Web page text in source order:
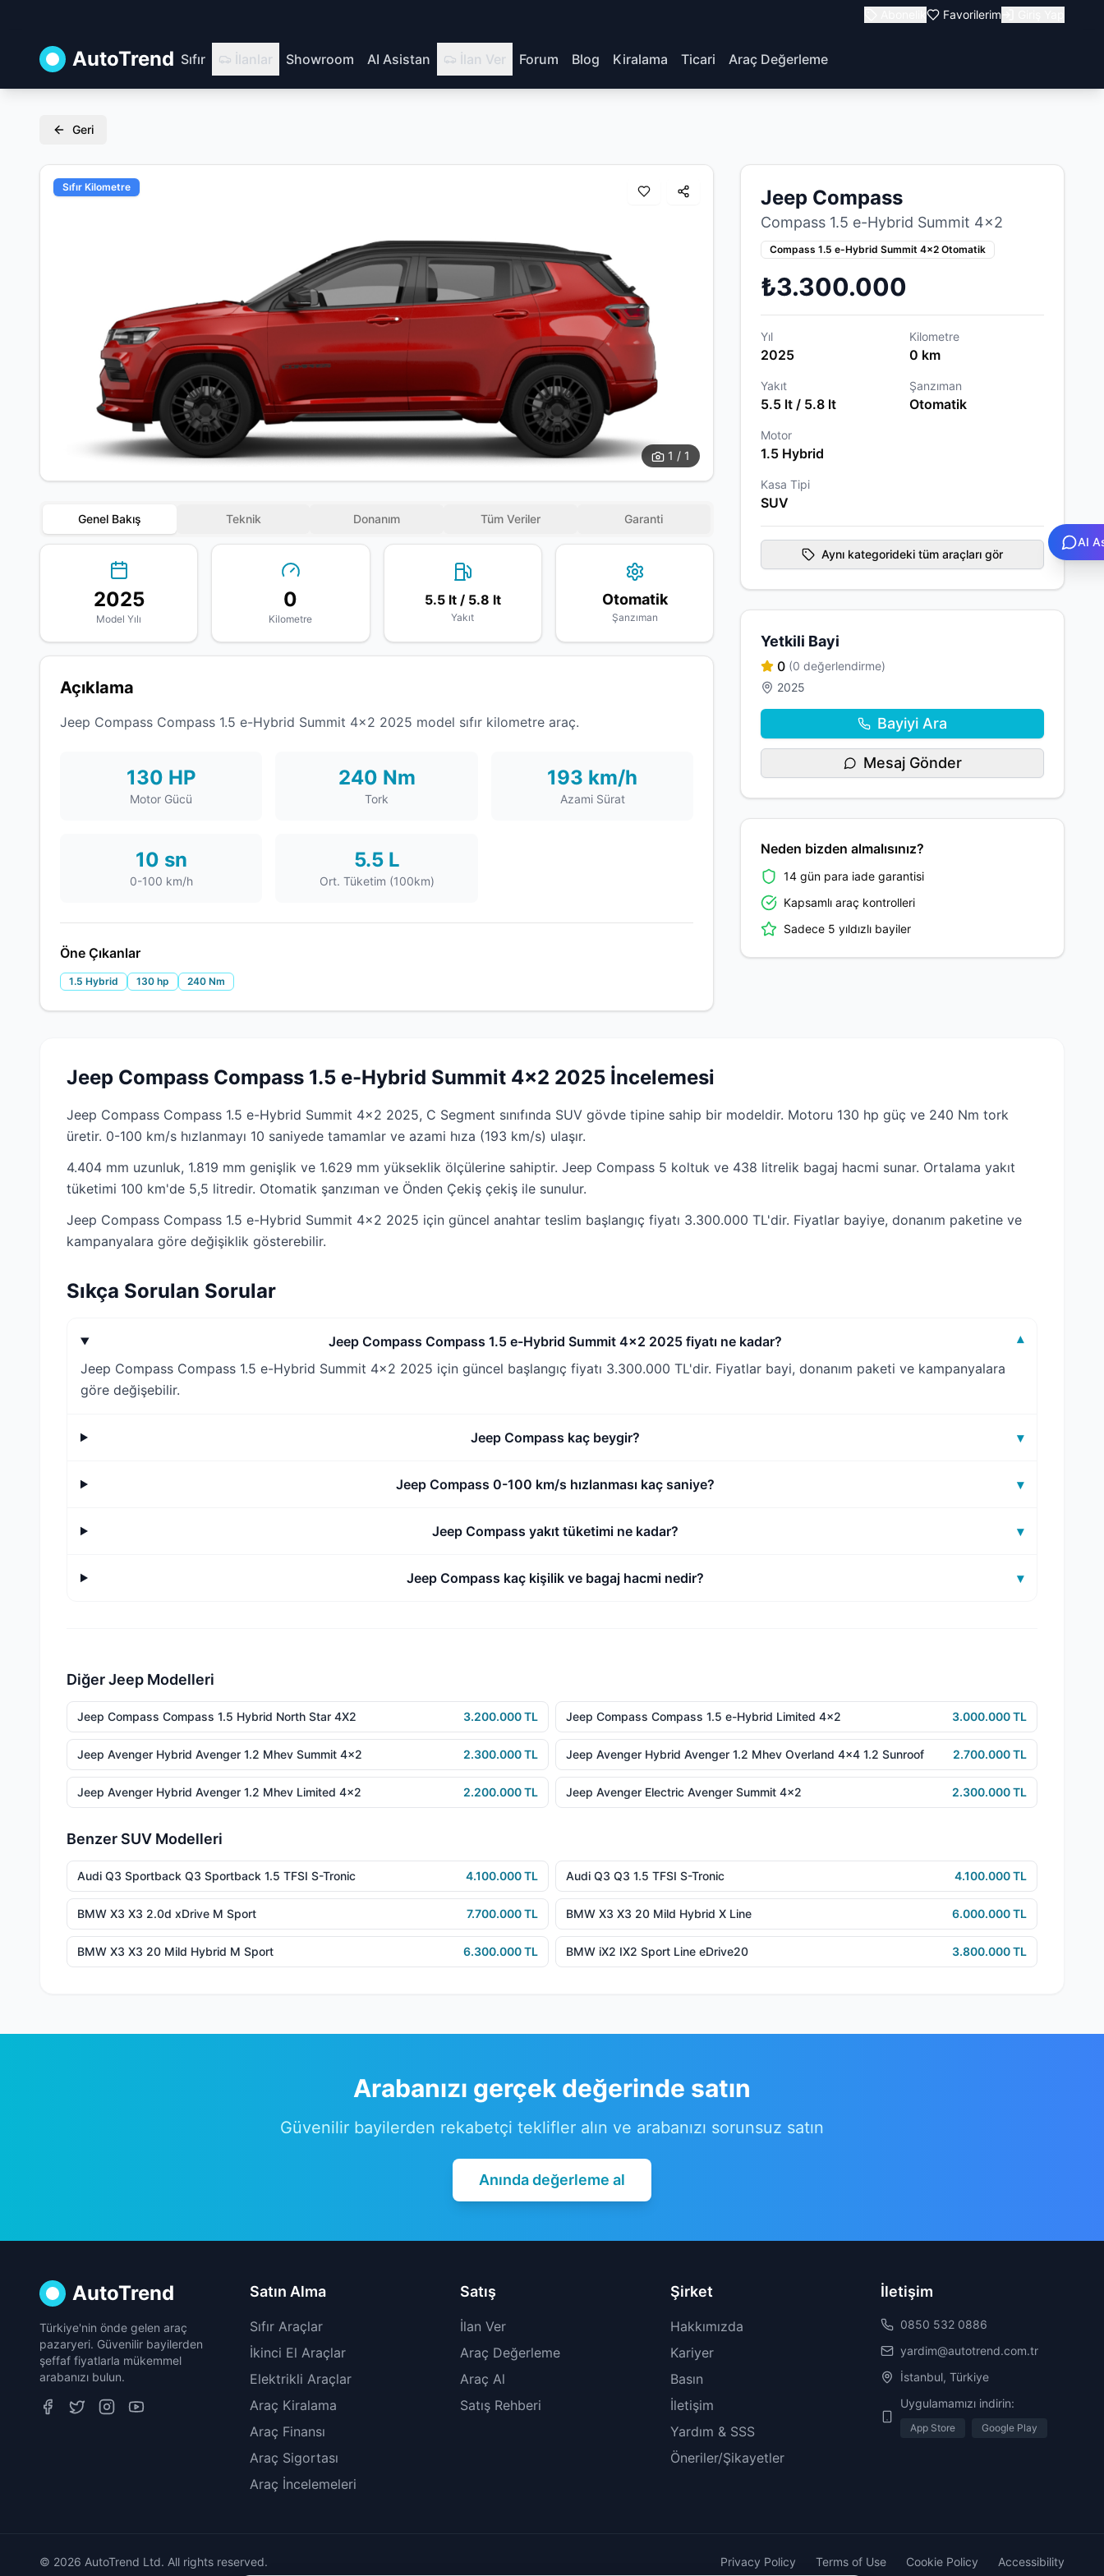
Favorilerim
AutoTrend Sıfır İlanlar Showroom AI Asistan İlan Ver Forum Blog Kiralama Ticari Araç Değerleme
Geri
Sıfır Kilometre
1 / 1
Genel Bakış Teknik Donanım Tüm Veriler Garanti
2025
Model Yılı
0
Kilometre
5.5 lt / 5.8 lt
Yakıt
Otomatik
Şanzıman
Açıklama
Jeep Compass Compass 1.5 e-Hybrid Summit 4x2 2025 model sıfır kilometre araç.
130 HP
Motor Gücü
240 Nm
Tork
193 km/h
Azami Sürat
10 sn
0-100 km/h
5.5 L
Ort. Tüketim (100km)
Öne Çıkanlar
1.5 Hybrid 130 hp 240 Nm
Jeep Compass
Compass 1.5 e-Hybrid Summit 4x2
Compass 1.5 e-Hybrid Summit 4x2 Otomatik
₺3.300.000
Yıl
2025
Kilometre
0 km
Yakıt
5.5 lt / 5.8 lt
Şanzıman
Otomatik
Motor
1.5 Hybrid
Kasa Tipi
SUV
Aynı kategorideki tüm araçları gör
Yetkili Bayi
0 (0 değerlendirme)
2025
Bayiyi Ara
Mesaj Gönder
Neden bizden almalısınız?
14 gün para iade garantisi
Kapsamlı araç kontrolleri
Sadece 5 yıldızlı bayiler
Jeep Compass Compass 1.5 e-Hybrid Summit 4x2 2025 İncelemesi
Jeep Compass Compass 1.5 e-Hybrid Summit 4x2 2025, C Segment sınıfında SUV gövde tipine sahip bir modeldir. Motoru 130 hp güç ve 240 Nm tork
üretir. 0-100 km/s hızlanmayı 10 saniyede tamamlar ve azami hıza (193 km/s) ulaşır.
4.404 mm uzunluk, 1.819 mm genişlik ve 1.629 mm yükseklik ölçülerine sahiptir. Jeep Compass 5 koltuk ve 438 litrelik bagaj hacmi sunar. Ortalama yakıt
tüketimi 100 km'de 5,5 litredir. Otomatik şanzıman ve Önden Çekiş çekiş ile sunulur.
Jeep Compass Compass 1.5 e-Hybrid Summit 4x2 2025 için güncel anahtar teslim başlangıç fiyatı 3.300.000 TL'dir. Fiyatlar bayiye, donanım paketine ve
kampanyalara göre değişiklik gösterebilir.
Sıkça Sorulan Sorular
Jeep Compass Compass 1.5 e-Hybrid Summit 4x2 2025 fiyatı ne kadar?
▾
Jeep Compass Compass 1.5 e-Hybrid Summit 4x2 2025 için güncel başlangıç fiyatı 3.300.000 TL'dir. Fiyatlar bayi, donanım paketi ve kampanyalara
göre değişebilir.
Jeep Compass kaç beygir? ▾
Jeep Compass 0-100 km/s hızlanması kaç saniye? ▾
Jeep Compass yakıt tüketimi ne kadar? ▾
Jeep Compass kaç kişilik ve bagaj hacmi nedir? ▾
Diğer Jeep Modelleri
Jeep Compass Compass 1.5 Hybrid North Star 4X2 3.200.000 TL Jeep Compass Compass 1.5 e-Hybrid Limited 4x2 3.000.000 TL
Jeep Avenger Hybrid Avenger 1.2 Mhev Summit 4x2 2.300.000 TL Jeep Avenger Hybrid Avenger 1.2 Mhev Overland 4x4 1.2 Sunroof 2.700.000 TL
Jeep Avenger Hybrid Avenger 1.2 Mhev Limited 4x2 2.200.000 TL Jeep Avenger Electric Avenger Summit 4x2 2.300.000 TL
Benzer SUV Modelleri
Audi Q3 Sportback Q3 Sportback 1.5 TFSI S-Tronic 4.100.000 TL Audi Q3 Q3 1.5 TFSI S-Tronic 4.100.000 TL
BMW X3 X3 2.0d xDrive M Sport 7.700.000 TL BMW X3 X3 20 Mild Hybrid X Line 6.000.000 TL
BMW X3 X3 20 Mild Hybrid M Sport 6.300.000 TL BMW iX2 IX2 Sport Line eDrive20 3.800.000 TL
Arabanızı gerçek değerinde satın
Güvenilir bayilerden rekabetçi teklifler alın ve arabanızı sorunsuz satın
Anında değerleme al
AutoTrend
Türkiye'nin önde gelen araç
pazaryeri. Güvenilir bayilerden
şeffaf fiyatlarla mükemmel
arabanızı bulun.
Satın Alma
Sıfır Araçlar
İkinci El Araçlar
Elektrikli Araçlar
Araç Kiralama
Araç Finansı
Araç Sigortası
Araç İncelemeleri
Satış
İlan Ver
Araç Değerleme
Araç Al
Satış Rehberi
Şirket
Hakkımızda
Kariyer
Basın
İletişim
Yardım & SSS
Öneriler/Şikayetler
İletişim
0850 532 0886
yardim@autotrend.com.tr
İstanbul, Türkiye
Uygulamamızı indirin:
App Store Google Play
© 2026 AutoTrend Ltd. All rights reserved. Privacy Policy Terms of Use Cookie Policy Accessibility
AI